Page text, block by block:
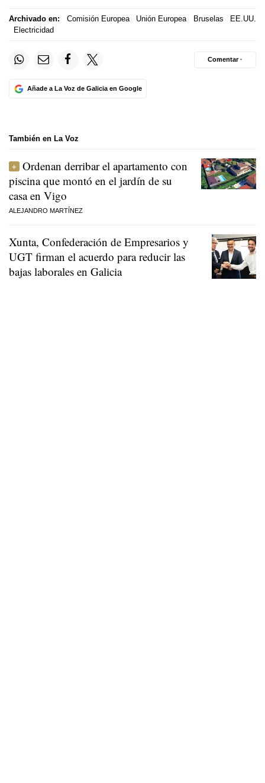
Archivado en: Comisión Europea Unión Europea Bruselas
EE.UU.
Electricidad
Añade a La Voz de Galicia en Google
Comentar ·
También en La Voz
Ordenan derribar el apartamento con
piscina que montó en el jardín de su
casa en Vigo
ALEJANDRO MARTÍNEZ
Xunta, Confederación de Empresarios y
UGT firman el acuerdo para reducir las
bajas laborales en Galicia